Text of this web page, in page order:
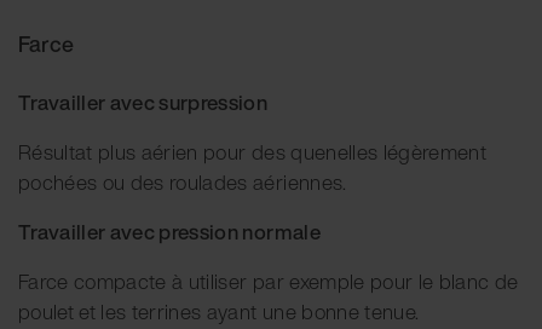
Farce
Travailler avec surpression
Résultat plus aérien pour des quenelles légèrement
pochées ou des roulades aériennes.
Travailler avec pression normale
Farce compacte à utiliser par exemple pour le blanc de
poulet et les terrines ayant une bonne tenue.